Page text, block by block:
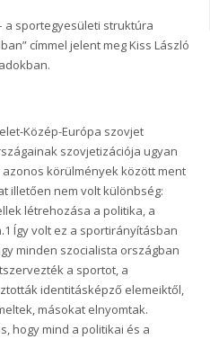
a sportegyesületi struktúra
címmel jelent meg Kiss László
Közép-Európa szovjet
szovjetizációja ugyan
körülmények között ment
illetően nem volt különbség:
létrehozása a politika, a
Így volt ez a sportirányításban
minden szocialista országban
a sportot, a
identitásképző elemeiktől,
másokat elnyomtak.
hogy mind a politikai és a